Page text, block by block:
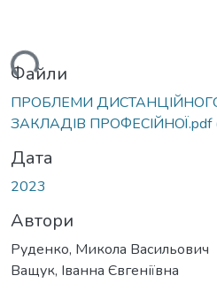
Файли
ПРОБЛЕМИ
ЗАКЛАДІВ ПРОФЕСІЙНОЇ.pdf
Дата
2023
Автори
Руденко, Микола Васильович
Ващук, Іванна Євгеніївна